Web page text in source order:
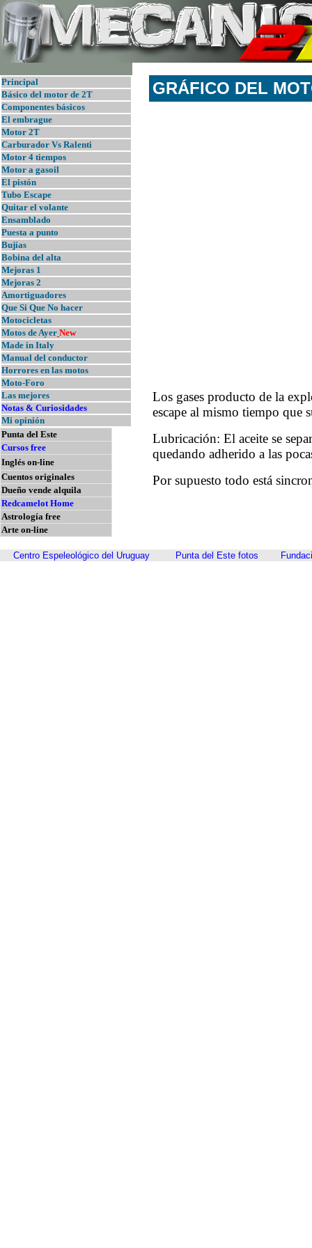
Principal
Básico del motor de 2T
Componentes básicos
El embrague
Motor 2T
Carburador Vs Ralenti
Motor 4 tiempos
Motor a gasoil
El pistón
Tubo Escape
Quitar el volante
Ensamblado
Puesta a punto
Bujías
Bobina del alta
Mejoras 1
Mejoras 2
Amortiguadores
Que Si Que No hacer
Motocicletas
Motos de Ayer New
Made in Italy
Manual del conductor
Horrores en las motos
Moto-Foro
Las mejores
Notas & Curiosidades
Mi opinión
Punta del Este
Cursos free
Inglés on-line
Cuentos originales
Dueño vende alquila
Redcamelot Home
Astrología free
Arte on-line
GRÁFICO DEL
Los gases producto de la
escape al mismo tiempo que
Lubricación: El aceite se
quedando adherido a las
Por supuesto todo está
Centro Espeleológico del Uruguay Punta del Este fotos